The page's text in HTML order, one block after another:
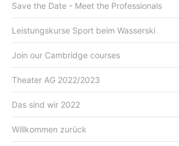
Save the Date - Meet the Professionals
Leistungskurse Sport beim Wasserski
Join our Cambridge courses
Theater AG 2022/2023
Das sind wir 2022
Willkommen zurück